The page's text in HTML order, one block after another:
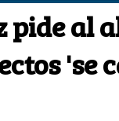
pide al
'se